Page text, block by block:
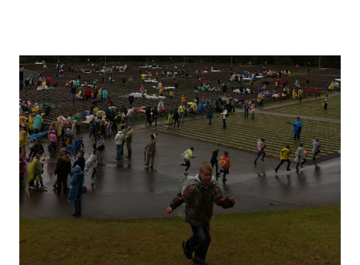
tātad esmu". Šis lakoniskais teikums izsaka arī visu grāmatas
būtību, tomēr pēc izlasīšanas vēl gribas pakavēties Murakami
vēstījuma varā. Uzdrošināšos apgalvot, ka Haruki Murakami
lasītāji ir sadalījušies divās daļās: tie, kuri kāri tver katru jaunu šī
rakstnieka darbu vai pat pārlasa reiz jau lasīto, un tie, kuri reiz ir
kādu darbu lasījuši, bet nav "ielasī...